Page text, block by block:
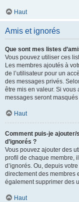
Haut
Amis et ignorés
Que sont mes listes
Vous pouvez utiliser ces
Les membres ajoutés à
de l’utilisateur pour un
des messages privés.
être mis en valeur. Si vous
messages seront
Haut
Comment puis-je
d’ignorés ?
Vous pouvez ajouter des
profil de chaque membre,
d’ignorés. Ou, depuis
directement des membres
également supprimer des
Haut